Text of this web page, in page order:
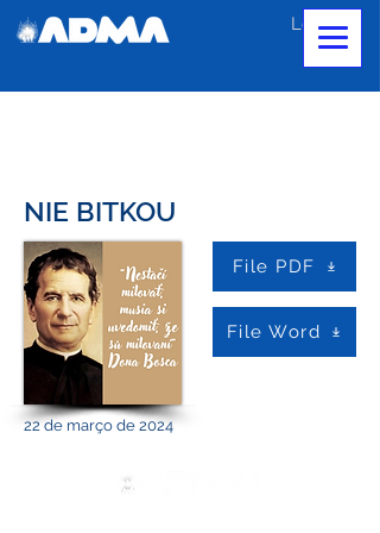
Login
NIE BITKOU
File PDF
File Word
22 de março de 2024